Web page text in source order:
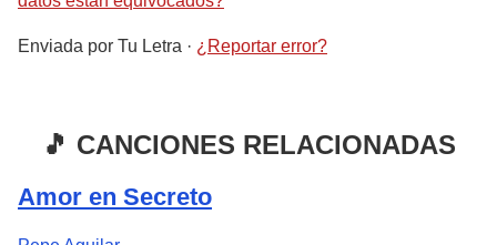
Enviada por Tu Letra · ¿Reportar error?
🎵 CANCIONES RELACIONADAS
Amor en Secreto